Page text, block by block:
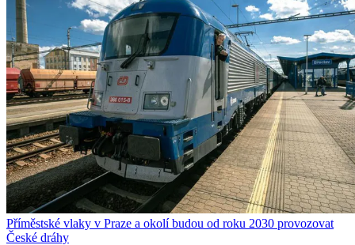
Příměstské vlaky v Praze a okolí budou od roku 2030 provozovat
České dráhy